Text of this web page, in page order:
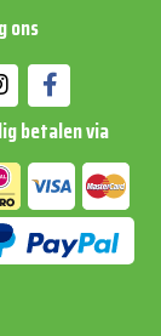
ons
betalen via